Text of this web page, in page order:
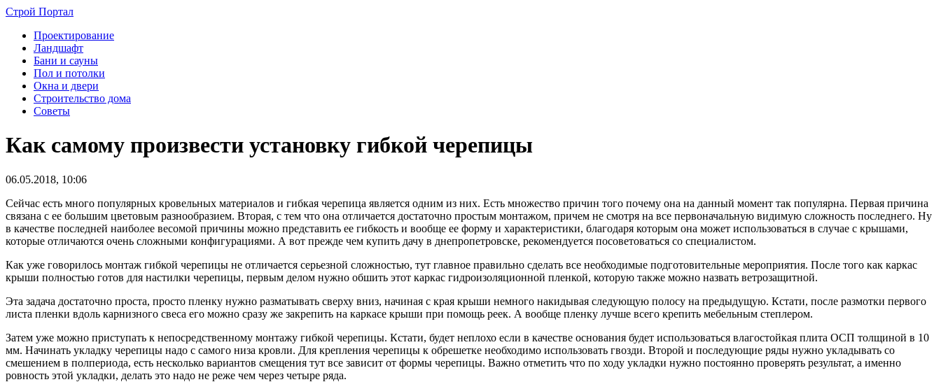
Строй Портал
Проектирование
Ландшафт
Бани и сауны
Пол и потолки
Окна и двери
Строительство дома
Советы
Как самому произвести установку гибкой черепицы
06.05.2018, 10:06
Сейчас есть много популярных кровельных материалов и гибкая черепица является одним из них. Есть множество причин того почему она на данный момент так популярна. Первая причина
связана с ее большим цветовым разнообразием. Вторая, с тем что она отличается достаточно простым монтажом, причем не смотря на все первоначальную видимую сложность последнего. Ну
в качестве последней наиболее весомой причины можно представить ее гибкость и вообще ее форму и характеристики, благодаря которым она может использоваться в случае с крышами,
которые отличаются очень сложными конфигурациями. А вот прежде чем купить дачу в днепропетровске, рекомендуется посоветоваться со специалистом.
Как уже говорилось монтаж гибкой черепицы не отличается серьезной сложностью, тут главное правильно сделать все необходимые подготовительные мероприятия. После того как каркас
крыши полностью готов для настилки черепицы, первым делом нужно обшить этот каркас гидроизоляционной пленкой, которую также можно назвать ветрозащитной.
Эта задача достаточно проста, просто пленку нужно разматывать сверху вниз, начиная с края крыши немного накидывая следующую полосу на предыдущую. Кстати, после размотки первого
листа пленки вдоль карнизного свеса его можно сразу же закрепить на каркасе крыши при помощь реек. А вообще пленку лучше всего крепить мебельным степлером.
Затем уже можно приступать к непосредственному монтажу гибкой черепицы. Кстати, будет неплохо если в качестве основания будет использоваться влагостойкая плита ОСП толщиной в 10
мм. Начинать укладку черепицы надо с самого низа кровли. Для крепления черепицы к обрешетке необходимо использовать гвозди. Второй и последующие ряды нужно укладывать со
смешением в полпериода, есть несколько вариантов смещения тут все зависит от формы черепицы. Важно отметить что по ходу укладки нужно постоянно проверять результат, а именно
ровность этой укладки, делать это надо не реже чем через четыре ряда.